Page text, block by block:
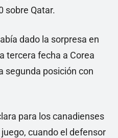
sobre Qatar.
dado la sorpresa en
tercera fecha a Corea
segunda posición con
para los canadienses
cuando el defensor